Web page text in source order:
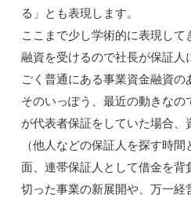
る」とも表現します。
ここまで少し学術的に表現し
融資を受けるので社長が保証人
ごく普通にある事業資金融資の
そのいっぽう、最近の動きな
が代表者保証をしていた場合
（他人などの保証人を探す時
面、連帯保証人として借金を
切った事業の新展開や、万一